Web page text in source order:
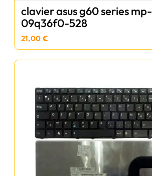
clavier asus g60 series mp-
09q36f0-528
21,00 €